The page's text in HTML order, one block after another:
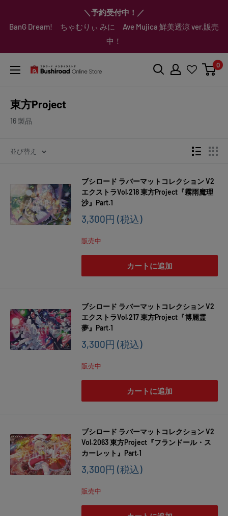
ツ
▼送料をおトクにお買物する方法をご紹介♪
【こちらをクリック】
＼予約受付中！／
BanG Dream! ちゃむりぃ みに Ave Mujica 鮮美透涼 ver.販売
中！
▼「作品・ブランドから探す」で
欲しい商品を手に入れよう！
▼スムーズに商品を探すなら、
「カテゴリーから探す」を活用しよう！
▼お気に入り登録機能を活用しよう♪
【こちらをクリック】
ブ
ー
ド
ラ
ス
ト
ア
0
東方Project
16 製品
並び替え
ブシロード ラバーマットコレクション V2
エクストラVol.218 東方Project『霧雨魔理
沙』Part.1
販
価
格
3,300円 (税込)
販売中
カートに追加
ブシロード ラバーマットコレクション V2
エクストラVol.217 東方Project『博麗霊
夢』Part.1
販
価
格
3,300円 (税込)
販売中
カートに追加
ブシロード ラバーマットコレクション V2
Vol.2063 東方Project『フランドール・ス
カーレット』Part.1
販
価
格
3,300円 (税込)
販売中